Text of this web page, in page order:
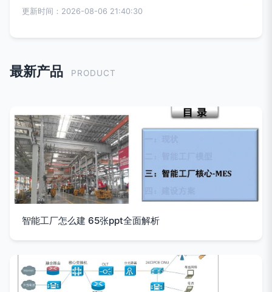
更新时间：2026-08-06 21:40:30
最新产品 PRODUCT
智能工厂怎么建 65张ppt全面解析